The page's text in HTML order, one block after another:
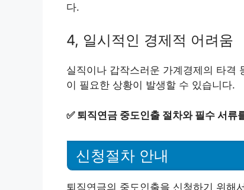
다.
4, 일시적인 경제적 어려움
실직이나 갑작스러운 가계경제의 타격
이 필요한 상황이 발생할 수 있습니다.
✅ 퇴직연금 중도인출 절차와 필수 서류
신청절차 안내
퇴직연금의 중도인출을 신청하기 위해